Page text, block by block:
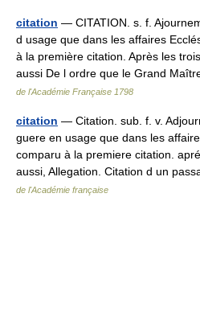
citation — CITATION. s. f.
d usage que dans les affaires
à la première citation. Après les
aussi De l ordre que le Grand
de l'Académie Française 1798
citation — Citation. sub. f. v.
guere en usage que dans les
comparu à la premiere citation.
aussi, Allegation. Citation d un
de l'Académie française